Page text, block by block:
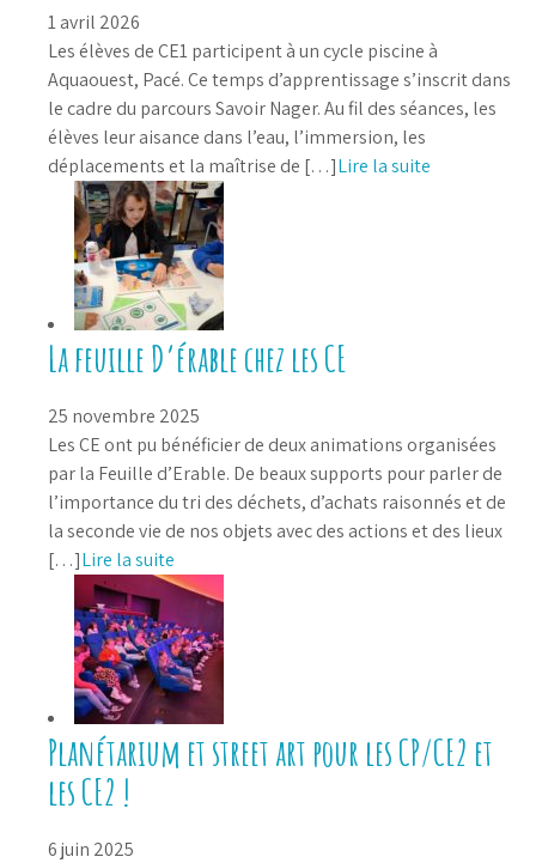
1 avril 2026
Les élèves de CE1 participent à un cycle piscine à
Aquaouest, Pacé. Ce temps d’apprentissage s’inscrit dans
le cadre du parcours Savoir Nager. Au fil des séances, les
élèves leur aisance dans l’eau, l’immersion, les
déplacements et la maîtrise de […]Lire la suite
La feuille D’érable chez les CE
25 novembre 2025
Les CE ont pu bénéficier de deux animations organisées
par la Feuille d’Erable. De beaux supports pour parler de
l’importance du tri des déchets, d’achats raisonnés et de
la seconde vie de nos objets avec des actions et des lieux
[…]Lire la suite
Planétarium et street art pour les CP/CE2 et
les CE2 !
6 juin 2025